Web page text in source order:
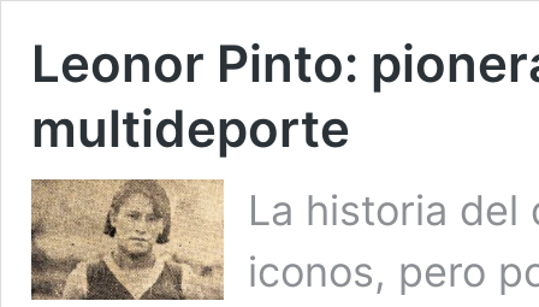
Leonor Pinto:
multideporte
La historia del
iconos, pero